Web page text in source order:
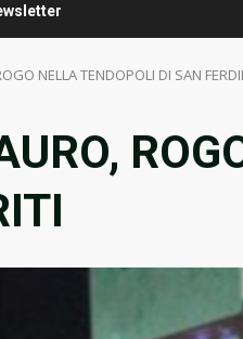
NELLA TENDOPOLI DI SAN